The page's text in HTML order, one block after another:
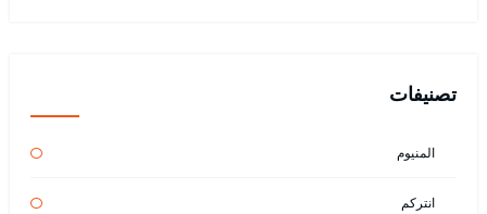
تصنيفات
المنيوم
انتركم